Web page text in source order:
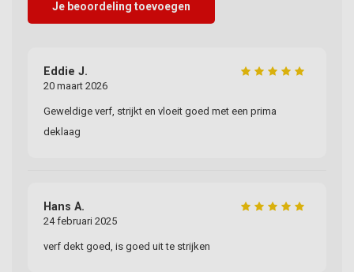
Je beoordeling toevoegen
Eddie J.
20 maart 2026
Geweldige verf, strijkt en vloeit goed met een prima
deklaag
Hans A.
24 februari 2025
verf dekt goed, is goed uit te strijken